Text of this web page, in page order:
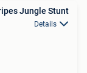
Jungle Stunt
Details